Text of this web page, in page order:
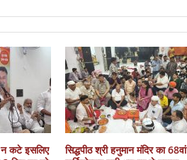
न कटे इसलिए
सिद्धपीठ श्री हनुमान मंदिर का 68वां